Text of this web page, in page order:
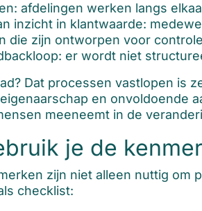
afdelingen werken langs
inzicht in klantwaarde:
die zijn ontworpen voor
er wordt niet
Dat processen vastlopen is
en onvoldoende
meeneemt in de
je de
zijn niet alleen nuttig om
checklist: